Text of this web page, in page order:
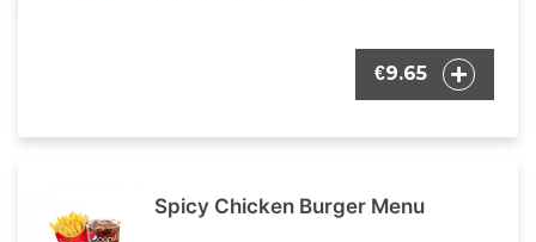
€9.65
Spicy Chicken Burger Menu